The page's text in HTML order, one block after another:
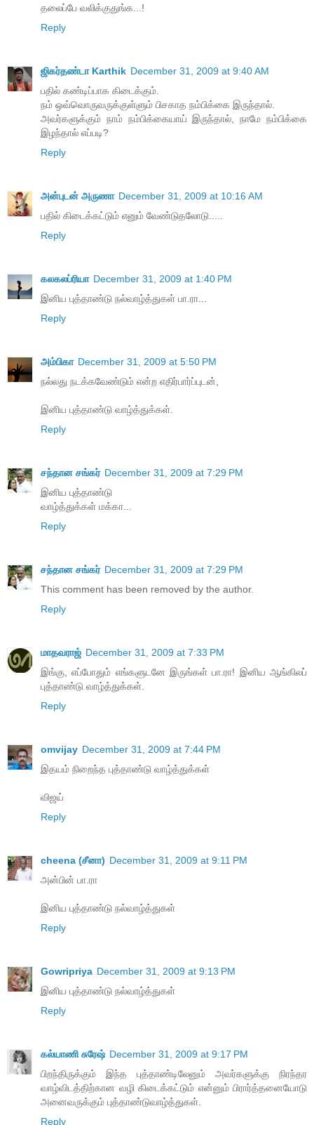
தலைப்பே வலிக்குதுங்க...!
Reply
ஜிகர்தண்டா Karthik December 31, 2009 at 9:40 AM
பதில் கண்டிப்பாக கிடைக்கும்.
நம் ஒவ்வொருவருக்குள்ளும் பிசகாத நம்பிக்கை இருந்தால்.
அவர்களுக்கும் நாம் நம்பிக்கையாய் இருந்தால், நாமே நம்பிக்கை
இழந்தால் எப்படி?
Reply
அன்புடன் அருணா December 31, 2009 at 10:16 AM
பதில் கிடைக்கட்டும் எனும் வேண்டுதலோடு.....
Reply
கலகலப்ரியா December 31, 2009 at 1:40 PM
இனிய புத்தாண்டு நல்வாழ்த்துகள் பா.ரா...
Reply
அம்பிகா December 31, 2009 at 5:50 PM
நல்லது நடக்கவேண்டும் என்ற எதிர்பார்ப்புடன்,
இனிய புத்தாண்டு வாழ்த்துக்கள்.
Reply
சந்தான சங்கர் December 31, 2009 at 7:29 PM
இனிய புத்தாண்டு
வாழ்த்துக்கள் மக்கா...
Reply
சந்தான சங்கர் December 31, 2009 at 7:29 PM
This comment has been removed by the author.
Reply
மாதவராஜ் December 31, 2009 at 7:33 PM
இங்கு, எப்போதும் எங்களுடனே இருங்கள் பா.ரா! இனிய ஆங்கிலப்
புத்தாண்டு வாழ்த்துக்கள்.
Reply
omvijay December 31, 2009 at 7:44 PM
இதயம் நிறைந்த புத்தாண்டு வாழ்த்துக்கள்
விஜய்
Reply
cheena (சீனா) December 31, 2009 at 9:11 PM
அன்பின் பா.ரா
இனிய புத்தாண்டு நல்வாழ்த்துகள்
Reply
Gowripriya December 31, 2009 at 9:13 PM
இனிய புத்தாண்டு நல்வாழ்த்துகள்
Reply
கல்யாணி சுரேஷ் December 31, 2009 at 9:17 PM
பிறந்திருக்கும் இந்த புத்தாண்டிலேனும் அவர்களுக்கு நிரந்தர
வாழ்விடத்திற்கான வழி கிடைக்கட்டும் என்னும் பிரார்த்தனையோடு
அனைவருக்கும் புத்தாண்டுவாழ்த்துகள்.
Reply